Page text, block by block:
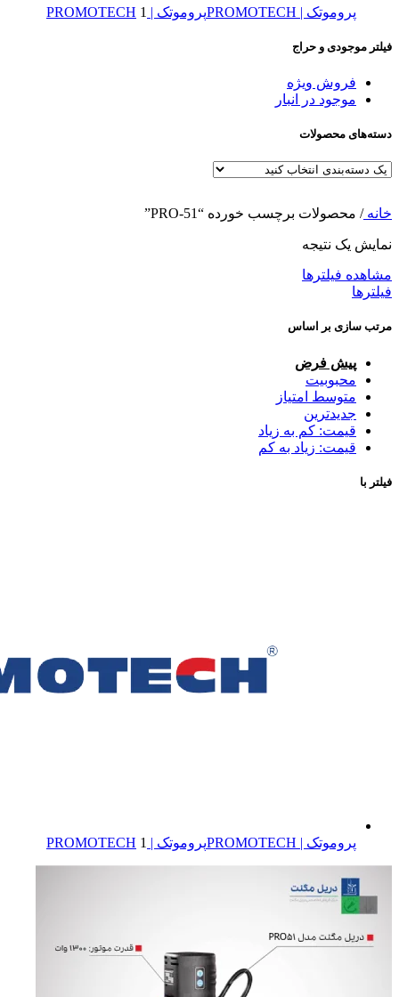
پروموتک | PROMOTECH پروموتک | PROMOTECH 1
فیلتر موجودی و حراج
فروش ویژه
موجود در انبار
دسته‌های محصولات
خانه/ محصولات برچسب خورده “PRO-51”
نمایش یک نتیجه
مشاهده فیلترها
فیلترها
مرتب سازی بر اساس
پیش فرض
محبوبیت
متوسط امتیاز
جدیدترین
قیمت: کم به زیاد
قیمت: زیاد به کم
فیلتر با
پروموتک | PROMOTECH پروموتک | PROMOTECH 1